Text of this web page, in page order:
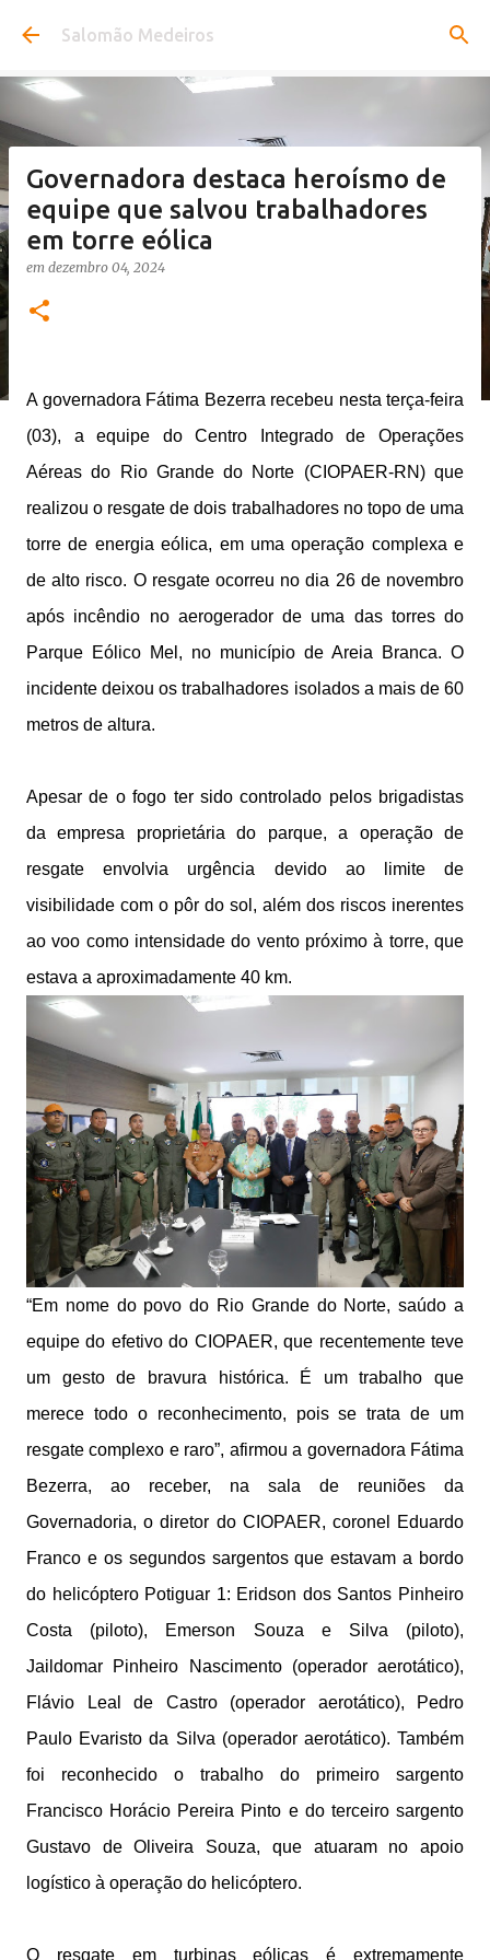
Pular para o conteúdo principal
Salomão Medeiros
Governadora destaca heroísmo de
equipe que salvou trabalhadores
em torre eólica
em dezembro 04, 2024
A governadora Fátima Bezerra recebeu nesta terça-feira
(03), a equipe do Centro Integrado de Operações
Aéreas do Rio Grande do Norte (CIOPAER-RN) que
realizou o resgate de dois trabalhadores no topo de uma
torre de energia eólica, em uma operação complexa e
de alto risco. O resgate ocorreu no dia 26 de novembro
após incêndio no aerogerador de uma das torres do
Parque Eólico Mel, no município de Areia Branca. O
incidente deixou os trabalhadores isolados a mais de 60
metros de altura.
Apesar de o fogo ter sido controlado pelos brigadistas
da empresa proprietária do parque, a operação de
resgate envolvia urgência devido ao limite de
visibilidade com o pôr do sol, além dos riscos inerentes
ao voo como intensidade do vento próximo à torre, que
estava a aproximadamente 40 km.
“Em nome do povo do Rio Grande do Norte, saúdo a
equipe do efetivo do CIOPAER, que recentemente teve
um gesto de bravura histórica. É um trabalho que
merece todo o reconhecimento, pois se trata de um
resgate complexo e raro”, afirmou a governadora Fátima
Bezerra, ao receber, na sala de reuniões da
Governadoria, o diretor do CIOPAER, coronel Eduardo
Franco e os segundos sargentos que estavam a bordo
do helicóptero Potiguar 1: Eridson dos Santos Pinheiro
Costa (piloto), Emerson Souza e Silva (piloto),
Jaildomar Pinheiro Nascimento (operador aerotático),
Flávio Leal de Castro (operador aerotático), Pedro
Paulo Evaristo da Silva (operador aerotático). Também
foi reconhecido o trabalho do primeiro sargento
Francisco Horácio Pereira Pinto e do terceiro sargento
Gustavo de Oliveira Souza, que atuaram no apoio
logístico à operação do helicóptero.
O resgate em turbinas eólicas é extremamente